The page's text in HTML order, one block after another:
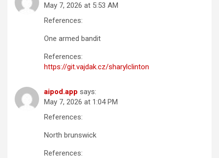
May 7, 2026 at 5:53 AM
References:
One armed bandit
References:
https://git.vajdak.cz/sharylclinton
aipod.app says:
May 7, 2026 at 1:04 PM
References:
North brunswick
References: